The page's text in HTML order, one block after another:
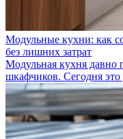
Модульные кухни: как
без лишних затрат
Модульная кухня давно
шкафчиков. Сегодня это